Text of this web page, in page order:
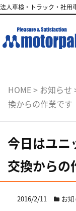
法人車検・トラック・社用
HOME> お知らせ
換からの作業です
今日はユニ
交換からの
2016/2/11 お